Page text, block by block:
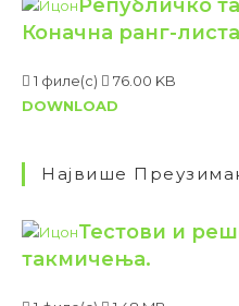
1 филе(с)
774.23 KB
DOWNLOAD
Републичко
Коначни резултати
DOWNLOAD
Коначна ранг-
1 филе(с)
76.00 KB